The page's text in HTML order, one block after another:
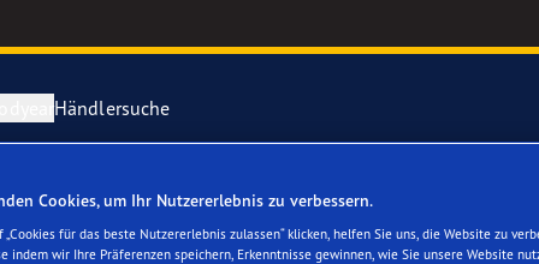
Reifenpflege
erforscht Schnee
Händlersuche
Cookies, um Ihr Nutzererlebnis zu verbessern.
„Cookies für das beste Nutzererlebnis zulassen“ klicken, helfen Sie uns, die Website zu
indem wir Ihre Präferenzen speichern, Erkenntnisse gewinnen, wie Sie unsere Website